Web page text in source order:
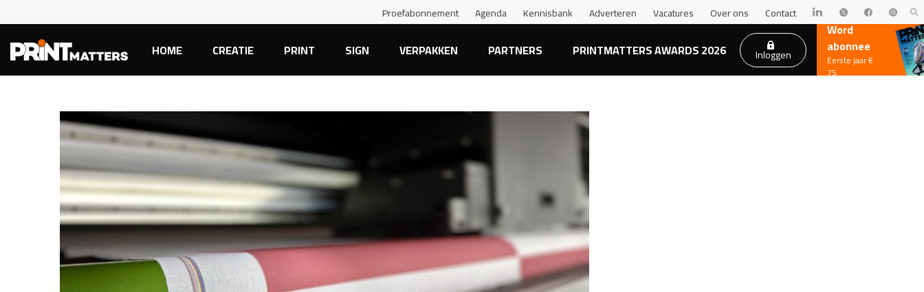
Proefabonnement Agenda Kennisbank Adverteren Vacatures Over ons Contact
HOME CREATIE PRINT SIGN VERPAKKEN PARTNERS PRINTMATTERS AWARDS 2026 Inloggen
Word
abonnee
Eerste jaar €
75